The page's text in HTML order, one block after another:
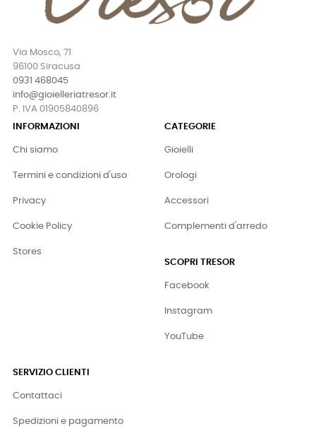
Via Mosco, 71
96100 Siracusa
0931 468045
info@gioielleriatresor.it
P. IVA 01905840896
INFORMAZIONI
Chi siamo
Termini e condizioni d'uso
Privacy
Cookie Policy
Stores
CATEGORIE
Gioielli
Orologi
Accessori
Complementi d'arredo
SCOPRI TRESOR
Facebook
Instagram
YouTube
SERVIZIO CLIENTI
Contattaci
Spedizioni e pagamento